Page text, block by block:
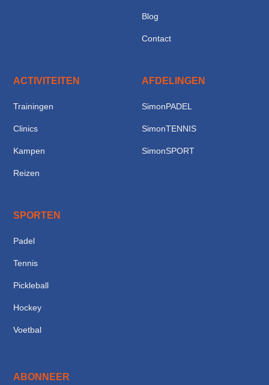
Blog
Contact
ACTIVITEITEN
Trainingen
Clinics
Kampen
Reizen
AFDELINGEN
SimonPADEL
SimonTENNIS
SimonSPORT
SPORTEN
Padel
Tennis
Pickleball
Hockey
Voetbal
ABONNEER